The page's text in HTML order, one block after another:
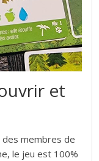
et
des membres de
le jeu est 100%